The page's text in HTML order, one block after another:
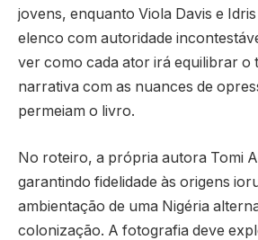
jovens, enquanto Viola Davis e
elenco com autoridade
ver como cada ator irá equilibrar o
narrativa com as nuances de
permeiam o livro.
No roteiro, a própria autora Tomi
garantindo fidelidade às origens
ambientação de uma Nigéria
colonização. A fotografia deve